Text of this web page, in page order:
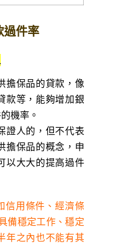
過件率
擔保品的貸款，像
款等，能夠增加銀
機率。
證人的，但不代表
擔保品的概念，申
以大大的提高過件
信用條件、經濟條
備穩定工作、穩定
年之內也不能有其